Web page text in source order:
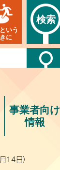
いう
に
検索
事業者向け
情報
14日）